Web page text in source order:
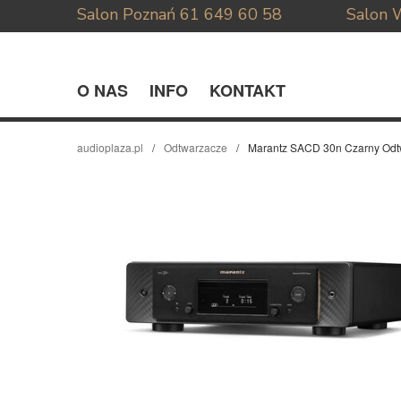
Salon Poznań 61 649 60 58 Salon
O NAS INFO KONTAKT
audioplaza.pl Odtwarzacze Marantz SACD 30n Czarny